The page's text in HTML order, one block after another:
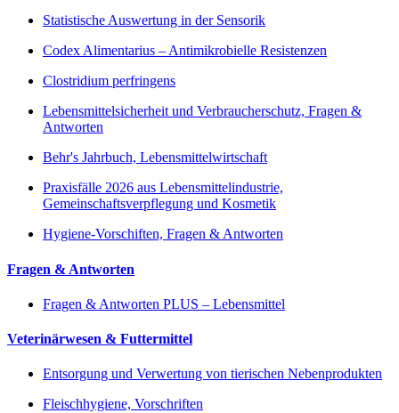
Statistische Auswertung in der Sensorik
Codex Alimentarius – Antimikrobielle Resistenzen
Clostridium perfringens
Lebensmittelsicherheit und Verbraucherschutz, Fragen &
Antworten
Behr's Jahrbuch, Lebensmittelwirtschaft
Praxisfälle 2026 aus Lebensmittelindustrie,
Gemeinschaftsverpflegung und Kosmetik
Hygiene-Vorschiften, Fragen & Antworten
Fragen & Antworten
Fragen & Antworten PLUS – Lebensmittel
Veterinärwesen & Futtermittel
Entsorgung und Verwertung von tierischen Nebenprodukten
Fleischhygiene, Vorschriften